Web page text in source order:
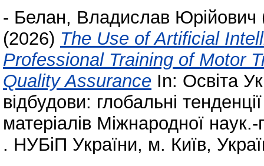
- Белан, Владислав Юрійович
(2026) The Use of Artificial
Professional Training of Motor
Quality Assurance In: Освіта
відбудови: глобальні
матеріалів Міжнародної
. НУБіП України, м. Київ,